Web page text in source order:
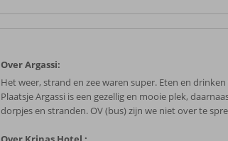
Over Argassi:
Het weer, strand en zee waren super. Eten en
Plaatsje Argassi is een gezellig en mooie plek,
dorpjes en stranden. OV (bus) zijn we niet over te